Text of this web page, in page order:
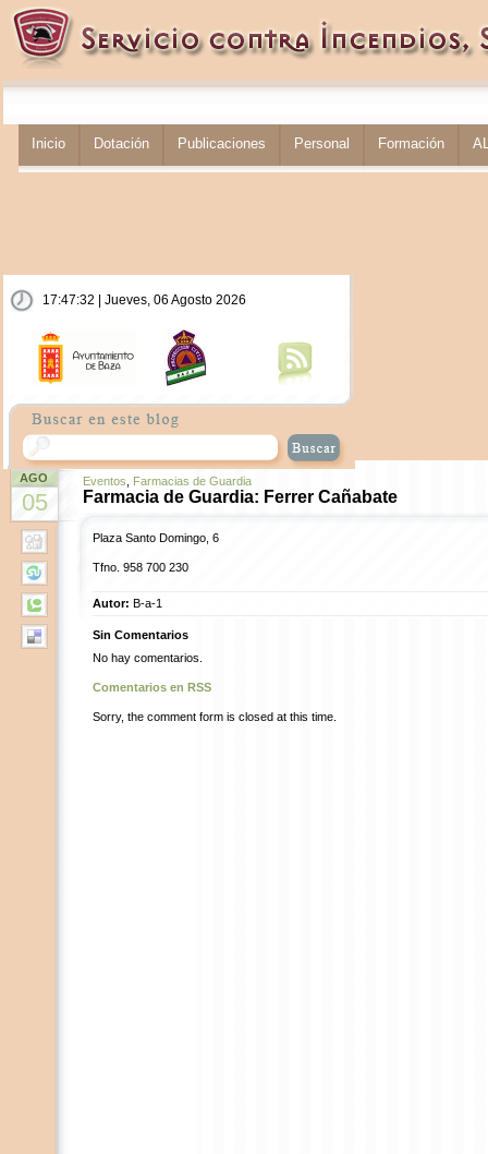
Inicio Dotación Publicaciones Personal Formación
17:47:33 | Jueves, 06 Agosto 2026
AGO
05
Eventos Farmacias de Guardia
Farmacia de Guardia: Ferrer Cañabate
Plaza Santo Domingo, 6
Tfno. 958 700 230
Autor: B-a-1
Sin Comentarios
No hay comentarios.
Comentarios en RSS
Sorry, the comment form is closed at this time.